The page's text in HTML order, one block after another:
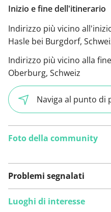
Inizio e fine dell'itinerario
Indirizzo più vicino
Hasle bei Burgdorf,
Indirizzo più vicino alla
Oberburg, Schweiz
Naviga al punto di
Foto della community
Problemi segnalati
Luoghi di interesse